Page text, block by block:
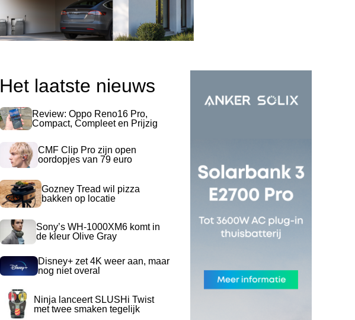
Het laatste nieuws
Review: Oppo Reno16 Pro,
Compact, Compleet en Prijzig
CMF Clip Pro zijn open
oordopjes van 79 euro
Gozney Tread wil pizza
bakken op locatie
Sony’s WH-1000XM6 komt in
de kleur Olive Gray
Disney+ zet 4K weer aan, maar
nog niet overal
Ninja lanceert SLUSHi Twist
met twee smaken tegelijk